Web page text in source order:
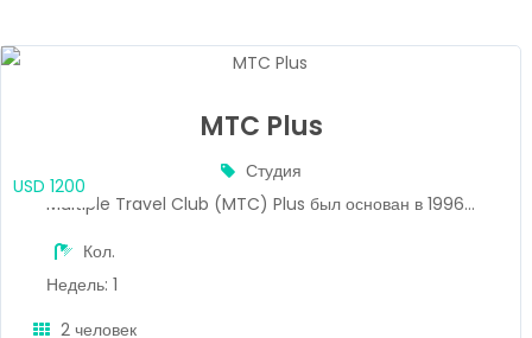
MTC Plus
Студия
Multiple Travel Club (MTC) Plus был основан в 1996...
Кол.
Недель: 1
2 человек
USD 1200